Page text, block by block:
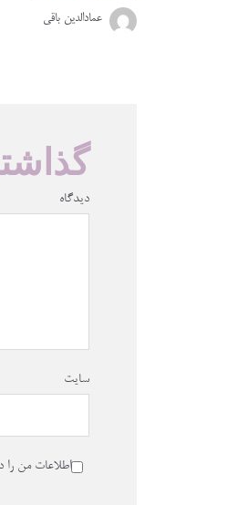
عمادالدین باقی
دیدگاه
سایت
اطلاعات من